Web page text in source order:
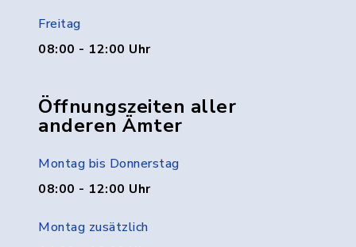
Freitag
08:00 - 12:00 Uhr
Öffnungszeiten aller
anderen Ämter
Montag bis Donnerstag
08:00 - 12:00 Uhr
Montag zusätzlich